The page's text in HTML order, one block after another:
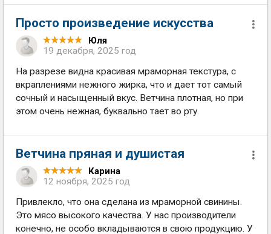
Просто произведение искусства
Юля
19 декабря, 2025 год
На разрезе видна красивая мраморная текстура, с
вкраплениями нежного жирка, что и дает тот самый
сочный и насыщенный вкус. Ветчина плотная, но при
этом очень нежная, буквально тает во рту.
Ветчина пряная и душистая
Карина
12 ноября, 2025 год
Привлекло, что она сделана из мраморной свинины.
Это мясо высокого качества. У нас производители
конечно, не особо вкладываются в свою продукцию. У